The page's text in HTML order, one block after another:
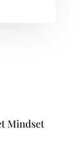
Mindset